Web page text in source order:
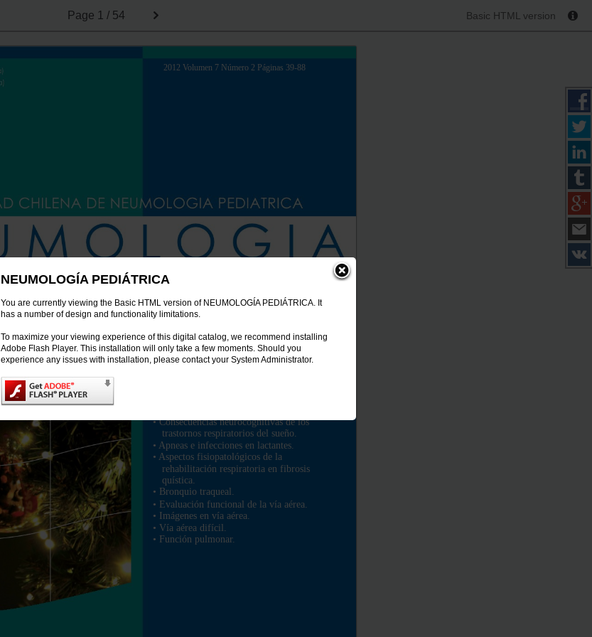
NEUMOLOGÍA PEDIÁTRICA
You are currently viewing the Basic HTML version of NEUMOLOGÍA PEDIÁTRICA. It
has a number of design and functionality limitations.
To maximize your viewing experience of this digital catalog, we recommend installing
Adobe Flash Player. This installation will only take a few moments. Should you
experience any issues with installation, please contact your System Administrator.
Page 1 / 54 Basic HTML version
2012 Volumen 7 Número 2 Páginas 39-88
• Consecuencias neurocognitivas de los
trastornos respiratorios del sueño.
• Apneas e infecciones en lactantes.
• Aspectos fisiopatológicos de la
rehabilitación respiratoria en fibrosis
quística.
• Bronquio traqueal.
• Evaluación funcional de la vía aérea.
• Imágenes en vía aérea.
• Vía aérea difícil.
• Función pulmonar.